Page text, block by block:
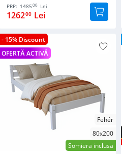
PRP: 148500 Lei
126200 Lei
- 15% Discount
OFERTĂ ACTIVĂ
Fehér
80x200
Somiera inclusa